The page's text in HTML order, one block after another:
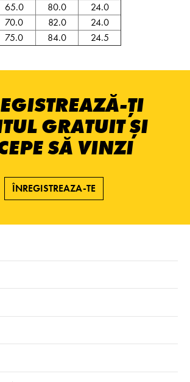
65.0 80.0
24.0
70.0 82.0
24.0
75.0 84.0 24.5
ȚI
GRATUIT ȘI
SĂ VINZI
ÎNREGISTREAZA-TE